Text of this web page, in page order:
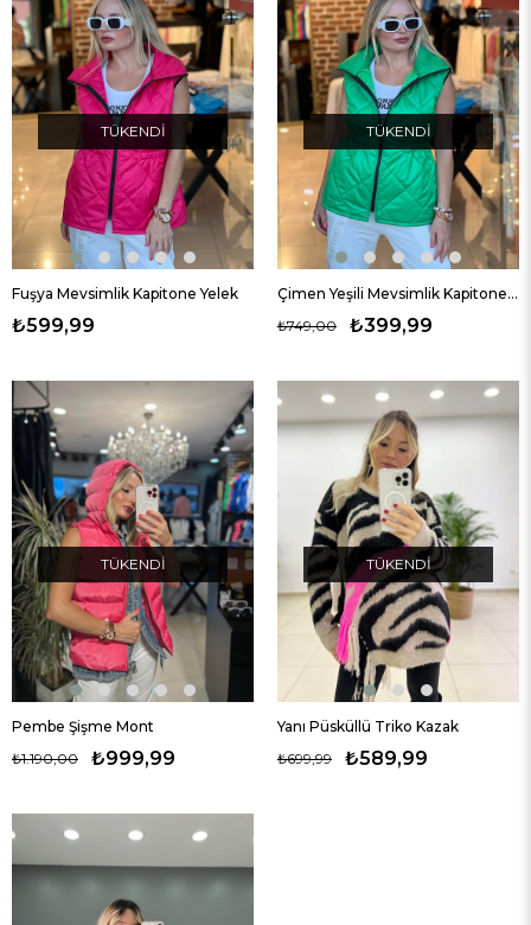
TÜKENDI
Fuşya Mevsimlik Kapitone Yelek
₺599,99
TÜKENDI
Çimen Yeşili Mevsimlik Kapitone Yelek
₺399,99
₺749,00
TÜKENDI
Pembe Şişme Mont
₺999,99
₺1.190,00
TÜKENDI
Yanı Püsküllü Triko Kazak
₺589,99
₺699,99